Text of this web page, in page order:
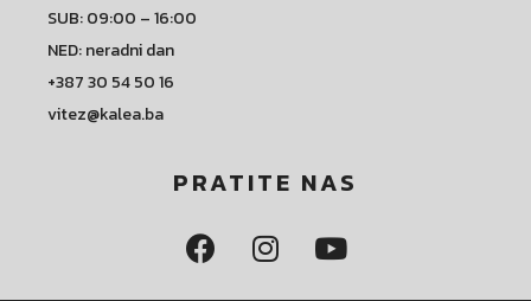
SUB: 09:00 – 16:00
NED: neradni dan
+387 30 54 50 16
vitez@kalea.ba
PRATITE NAS